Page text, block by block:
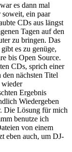
es dann mal
soweit, ein paar
CDs aus längst
Tagen auf den
zu bringen. Das
es zu genüge,
bis Open Source.
CDs, sprich einer
nächsten Titel
wieder
Ergebnis
Wiedergeben
Die Lösung für mich
benutze ich
von einem
eben auch, um DJ-